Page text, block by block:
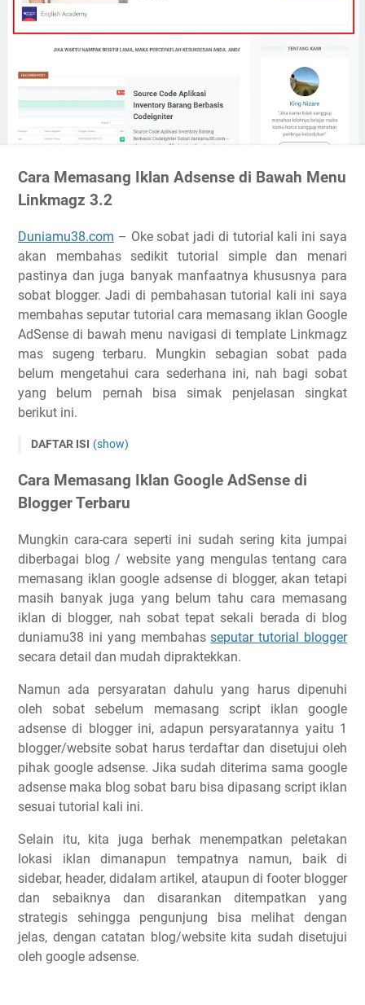
Cara Memasang Iklan Adsense di Bawah Menu
Linkmagz 3.2
Duniamu38.com – Oke sobat jadi di tutorial kali ini saya
akan membahas sedikit tutorial simple dan menari
pastinya dan juga banyak manfaatnya khususnya para
sobat blogger. Jadi di pembahasan tutorial kali ini saya
membahas seputar tutorial cara memasang iklan Google
AdSense di bawah menu navigasi di template Linkmagz
mas sugeng terbaru. Mungkin sebagian sobat pada
belum mengetahui cara sederhana ini, nah bagi sobat
yang belum pernah bisa simak penjelasan singkat
berikut ini.
DAFTAR ISI (show)
3.2
Cara Memasang Iklan Google AdSense di Blogger Terbaru
Cara Memasang Iklan Google AdSense di Bawah Menu
Template Linkmagz 3.2
Cara Memasang Iklan Google AdSense di
Blogger Terbaru
Mungkin cara-cara seperti ini sudah sering kita jumpai
diberbagai blog / website yang mengulas tentang cara
memasang iklan google adsense di blogger, akan tetapi
masih banyak juga yang belum tahu cara memasang
iklan di blogger, nah sobat tepat sekali berada di blog
duniamu38 ini yang membahasseputar tutorial blogger
secara detail dan mudah dipraktekkan.
Namun ada persyaratan dahulu yang harus dipenuhi
oleh sobat sebelum memasang script iklan google
adsense di blogger ini, adapun persyaratannya yaitu 1
blogger/website sobat harus terdaftar dan disetujui oleh
pihak google adsense. Jika sudah diterima sama google
adsense maka blog sobat baru bisa dipasang script iklan
sesuai tutorial kali ini.
Selain itu, kita juga berhak menempatkan peletakan
lokasi iklan dimanapun tempatnya namun, baik di
sidebar, header, didalam artikel, ataupun di footer blogger
dan sebaiknya dan disarankan ditempatkan yang
strategis sehingga pengunjung bisa melihat dengan
jelas, dengan catatan blog/website kita sudah disetujui
oleh google adsense.